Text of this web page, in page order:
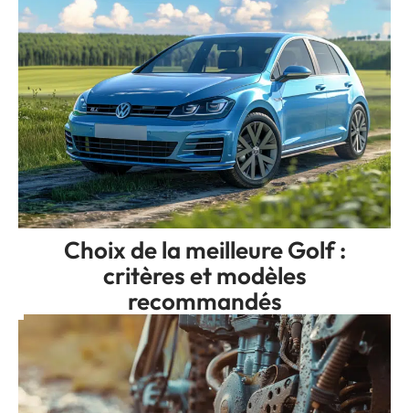
Choix de la meilleure Golf :
critères et modèles
recommandés